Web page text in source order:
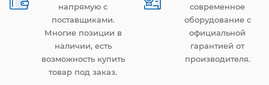
напрямую с
поставщиками.
Многие позиции в
наличии, есть
возможность купить
товар под заказ.
современное
оборудование с
официальной
гарантией от
производителя.